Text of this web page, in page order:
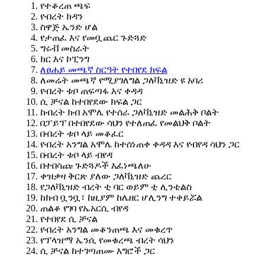
የተቆረጠ ጫፍ
የብረት ክዳን
ስዋጅ ኤንድ ሆል
የታጠፈ እና የመቧጨር ጉድጓድ
ግሩቭ መስራት
ክር እና ኮፒንግ
ለፀሐይ መጫኛ ስርዓት የተበየደ ክፍል
ለመሬት መጫኛ የሚያገለግል ጋለቫኒዝድ ዩ አባሪ
የብረት ቱቦ ጠፍጣፋ እና ቀዳዳ
ሲ ቻናል ከተበየደው ክፍል ጋር
ከብረት ክብ አሞሌ የተሰራ ጋለቫኒዝድ መልሕቅ ቦልት
በፓይፕ በተበየደው ሳህን የተለጠፈ የመልህቅ ቦልት
በብረት ቱቦ ላይ መቆፈር
የብረት አንግል አሞሌ ከተሰነጠቀ ቀዳዳ እና የብየዳ ሳህን ጋር
በብረት ቱቦ ላይ ብየዳ
በተበሳጩ ጉድጓዶች እፈነጫለሁ
ቀዝቃዛ ቅርጽ ያለው ጋለቫኒዝድ ጨረር
የጋለቫኒዝድ ብረት ቲ ባር ወይም ቲ ሊንቴልስ
ከክብ ቧንቧ፣ ከዚያም ከሌዘር ሆሊንግ ተቀይሯል
ጠልቆ የገባ የኤአርሲ ብየዳ
የተበየደ ሲ ቻናል
የብረት አንግል መቆንጠጫ እና መቁረጥ
የፕላዝማ ኤንሲ የመቁረጫ ብረት ሳህን
ሲ ቻናል ከተገጣጠሙ እግሮች ጋር